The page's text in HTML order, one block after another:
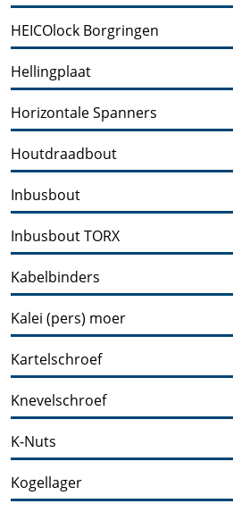
HEICOlock Borgringen
Hellingplaat
Horizontale Spanners
Houtdraadbout
Inbusbout
Inbusbout TORX
Kabelbinders
Kalei (pers) moer
Kartelschroef
Knevelschroef
K-Nuts
Kogellager